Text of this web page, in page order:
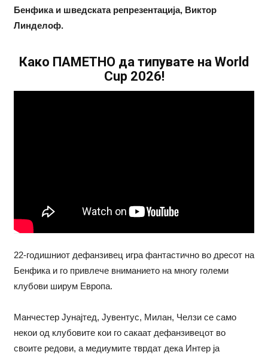
Бенфика и шведската репрезентација, Виктор
Линделоф.
Како ПАМЕТНО да типувате на World
Cup 2026!
22-годишниот дефанзивец игра фантастично во дресот на
Бенфика и го привлече вниманието на многу големи
клубови ширум Европа.
Манчестер Јунајтед, Јувентус, Милан, Челзи се само
некои од клубовите кои го сакаат дефанзивецот во
своите редови, а медиумите тврдат дека Интер ја